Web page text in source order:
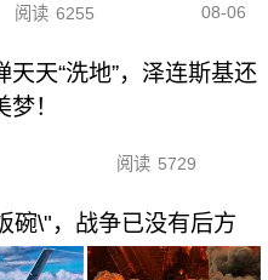
阅读 6255 08-06
天天“洗地”，泽连斯基还
！
阅读 5729
碗\"，战争已没有后方